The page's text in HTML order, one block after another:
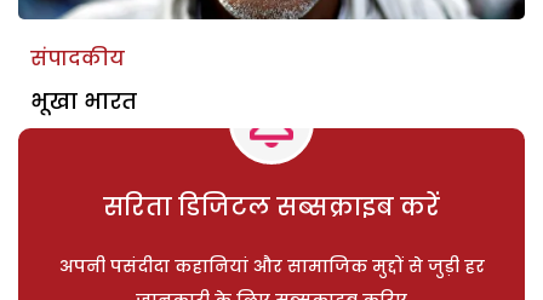
संपादकीय
भूखा भारत
सरिता डिजिटल सब्सक्राइब करें
अपनी पसंदीदा कहानियां और सामाजिक मुद्दों से जुड़ी हर